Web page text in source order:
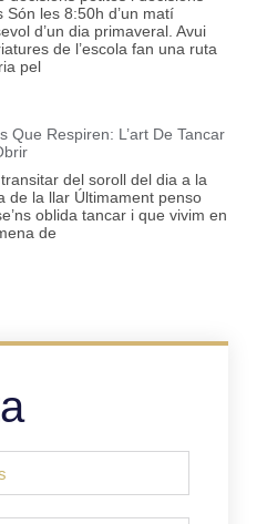
Són les 8:50h d’un matí
d’un dia primaveral. Avui
de l’escola fan una ruta
pel
Que Respiren: L’art De Tancar
del soroll del dia a la
de la llar Últimament penso
oblida tancar i que vivim en
de